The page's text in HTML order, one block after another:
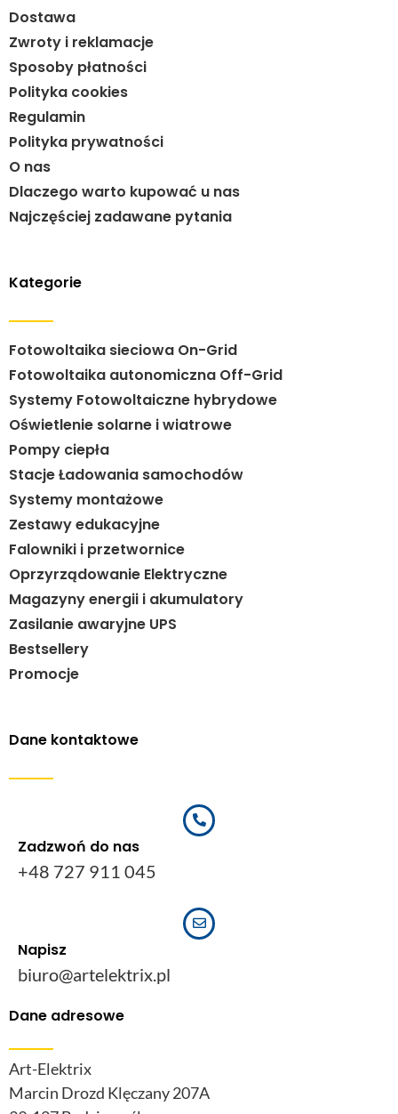
Dostawa
Zwroty i reklamacje
Sposoby płatności
Polityka cookies
Regulamin
Polityka prywatności
O nas
Dlaczego warto kupować u nas
Najczęściej zadawane pytania
Kategorie
Fotowoltaika sieciowa On-Grid
Fotowoltaika autonomiczna Off-Grid
Systemy Fotowoltaiczne hybrydowe
Oświetlenie solarne i wiatrowe
Pompy ciepła
Stacje Ładowania samochodów
Systemy montażowe
Zestawy edukacyjne
Falowniki i przetwornice
Oprzyrządowanie Elektryczne
Magazyny energii i akumulatory
Zasilanie awaryjne UPS
Bestsellery
Promocje
Dane kontaktowe
Zadzwoń do nas
+48 727 911 045
Napisz
biuro@artelektrix.pl
Dane adresowe
Art-Elektrix
Marcin Drozd Klęczany 207A